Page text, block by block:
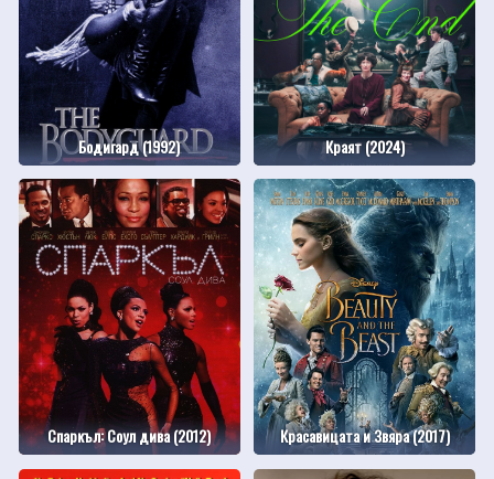
Бодигард (1992) Краят (2024)
Спаркъл: Соул дива (2012) Красавицата и Звяра (2017)